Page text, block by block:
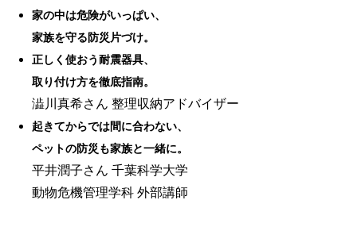
家の中は危険がいっぱい、
家族を守る防災片づけ。
正しく使おう耐震器具、
取り付け方を徹底指南。
澁川真希さん 整理収納アドバイザー
起きてからでは間に合わない、
ペットの防災も家族と一緒に。
平井潤子さん 千葉科学大学
動物危機管理学科 外部講師